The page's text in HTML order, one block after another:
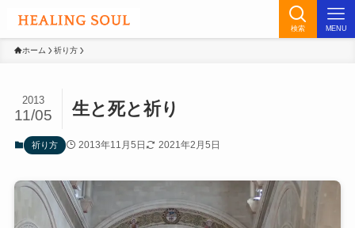
検索 MENU
ホーム 祈り方
生と死と祈り
2013
11/05
祈り方 2013年11月5日 2021年2月5日